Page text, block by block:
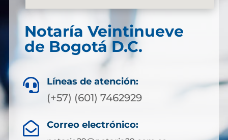
Notaría Veintinueve
de Bogotá D.C.
 Líneas de atención:
(+57) (601) 7462929
 Correo electrónico: